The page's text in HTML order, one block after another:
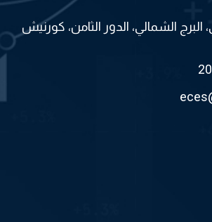
البرج الشمالي، الدور الثامن، كورنيش